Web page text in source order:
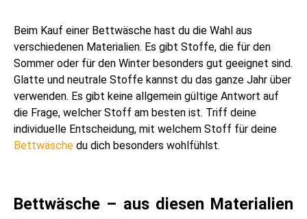
Beim Kauf einer Bettwäsche hast du die Wahl aus
verschiedenen Materialien. Es gibt Stoffe, die für den
Sommer oder für den Winter besonders gut geeignet sind.
Glatte und neutrale Stoffe kannst du das ganze Jahr über
verwenden. Es gibt keine allgemein gültige Antwort auf
die Frage, welcher Stoff am besten ist. Triff deine
individuelle Entscheidung, mit welchem Stoff für deine
Bettwäsche du dich besonders wohlfühlst.
Bettwäsche – aus diesen Materialien